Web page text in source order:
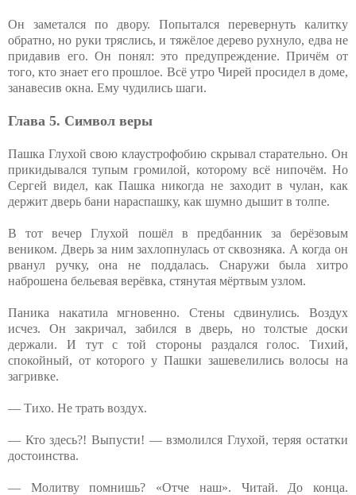
Он заметался по двору. Попытался перевернуть калитку
обратно, но руки тряслись, и тяжёлое дерево рухнуло, едва не
придавив его. Он понял: это предупреждение. Причём от
того, кто знает его прошлое. Всё утро Чирей просидел в доме,
занавесив окна. Ему чудились шаги.
Глава 5. Символ веры
Пашка Глухой свою клаустрофобию скрывал старательно. Он
прикидывался тупым громилой, которому всё нипочём. Но
Сергей видел, как Пашка никогда не заходит в чулан, как
держит дверь бани нараспашку, как шумно дышит в толпе.
В тот вечер Глухой пошёл в предбанник за берёзовым
веником. Дверь за ним захлопнулась от сквозняка. А когда он
рванул ручку, она не поддалась. Снаружи была хитро
наброшена бельевая верёвка, стянутая мёртвым узлом.
Паника накатила мгновенно. Стены сдвинулись. Воздух
исчез. Он закричал, забился в дверь, но толстые доски
держали. И тут с той стороны раздался голос. Тихий,
спокойный, от которого у Пашки зашевелились волосы на
загривке.
— Тихо. Не трать воздух.
— Кто здесь?! Выпусти! — взмолился Глухой, теряя остатки
достоинства.
— Молитву помнишь? «Отче наш». Читай. До конца.